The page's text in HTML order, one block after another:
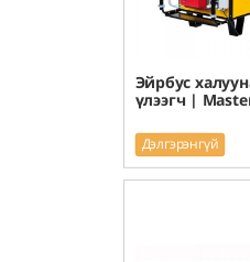
Эйрбус
үлээгч |
Дэлгэрэнгүй